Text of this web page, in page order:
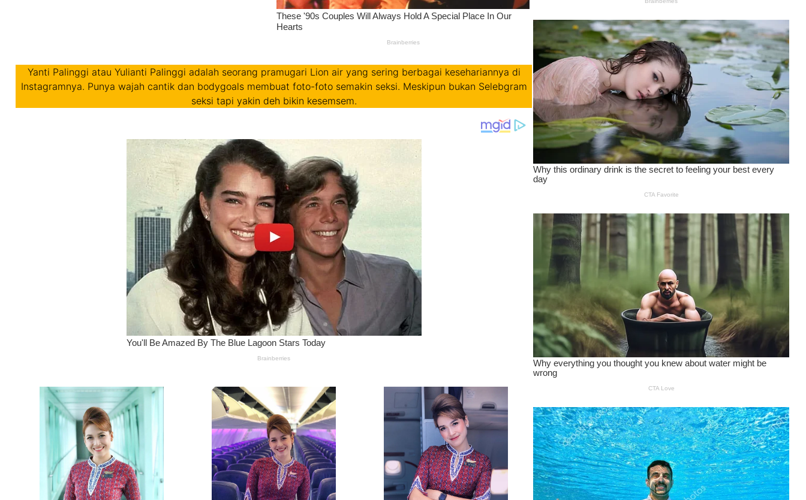
Yanti Palinggi atau Yulianti Palinggi adalah seorang pramugari Lion air yang sering berbagai kesehariannya di
Instagramnya. Punya wajah cantik dan bodygoals membuat foto-foto semakin seksi. Meskipun bukan Selebgram
seksi tapi yakin deh bikin kesemsem.